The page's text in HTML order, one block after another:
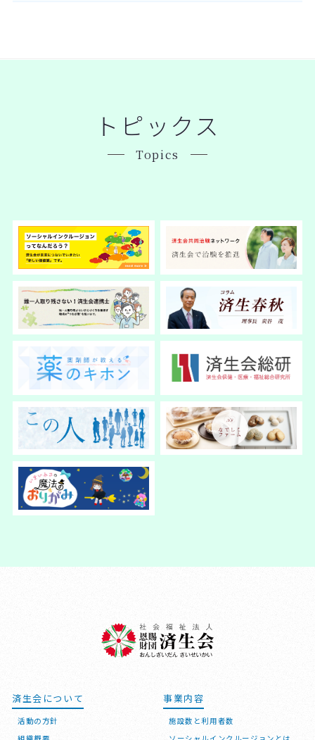
トピックス
Topics
済生会について
活動の方針
事業内容
施設数と利用者数